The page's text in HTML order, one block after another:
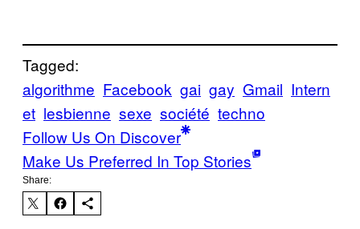
Tagged:
algorithme Facebook gai gay Gmail Intern
et lesbienne sexe société techno
Follow Us On Discover
Make Us Preferred In Top Stories
Share: